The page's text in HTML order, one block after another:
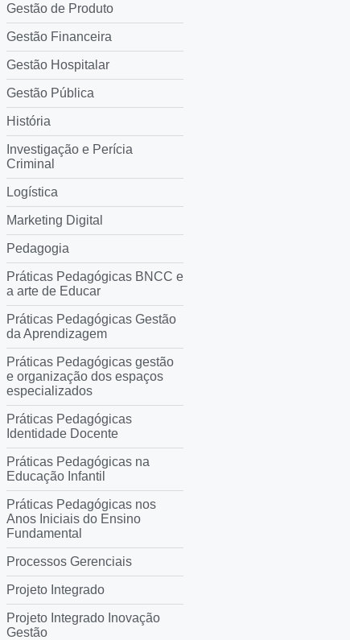
Gestão de Produto
Gestão Financeira
Gestão Hospitalar
Gestão Pública
História
Investigação e Perícia
Criminal
Logística
Marketing Digital
Pedagogia
Práticas Pedagógicas BNCC e
a arte de Educar
Práticas Pedagógicas Gestão
da Aprendizagem
Práticas Pedagógicas gestão
e organização dos espaços
especializados
Práticas Pedagógicas
Identidade Docente
Práticas Pedagógicas na
Educação Infantil
Práticas Pedagógicas nos
Anos Iniciais do Ensino
Fundamental
Processos Gerenciais
Projeto Integrado
Projeto Integrado Inovação
Gestão